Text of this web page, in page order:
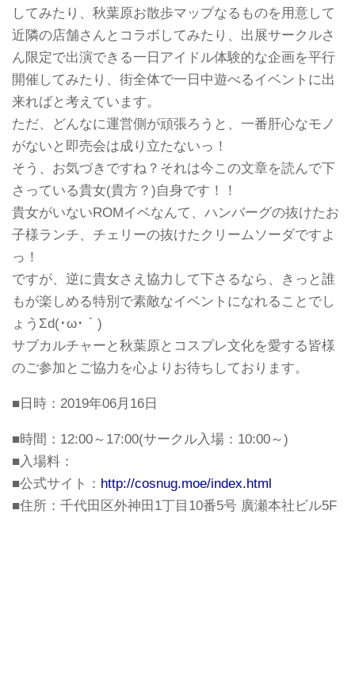
してみたり、秋葉原お散歩マップなるものを用意して
近隣の店舗さんとコラボしてみたり、出展サークルさ
ん限定で出演できる一日アイドル体験的な企画を平行
開催してみたり、街全体で一日中遊べるイベントに出
来ればと考えています。
ただ、どんなに運営側が頑張ろうと、一番肝心なモノ
がないと即売会は成り立たないっ！
そう、お気づきですね？それは今この文章を読んで下
さっている貴女(貴方？)自身です！！
貴女がいないROMイベなんて、ハンバーグの抜けたお
子様ランチ、チェリーの抜けたクリームソーダですよ
っ！
ですが、逆に貴女さえ協力して下さるなら、きっと誰
もが楽しめる特別で素敵なイベントになれることでし
ょうΣd(･ω･｀)
サブカルチャーと秋葉原とコスプレ文化を愛する皆様
のご参加とご協力を心よりお待ちしております。
■日時：2019年06月16日
■時間：12:00～17:00(サークル入場：10:00～)
■入場料：
■公式サイト： http://cosnug.moe/index.html
■住所：千代田区外神田1丁目10番5号 廣瀬本社ビル5F